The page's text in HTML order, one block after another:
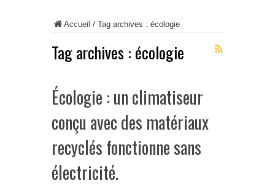
Accueil / Tag archives : écologie
Tag archives : écologie
Écologie : un climatiseur
conçu avec des matériaux
recyclés fonctionne sans
électricité.